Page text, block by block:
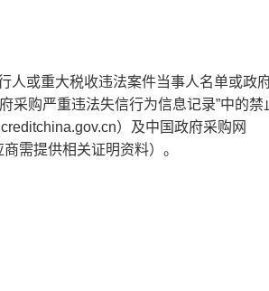
人或重大税收违法案件当事人名单或政
采购严重违法失信行为信息记录”中的禁
）及中国政府采购网
需提供相关证明资料）。